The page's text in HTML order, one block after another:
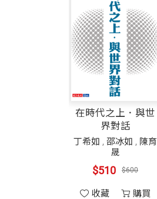
在時代之上．與世
界對話
丁希如 , 邵冰如 , 陳育
晟
$510 $600
收藏 購買